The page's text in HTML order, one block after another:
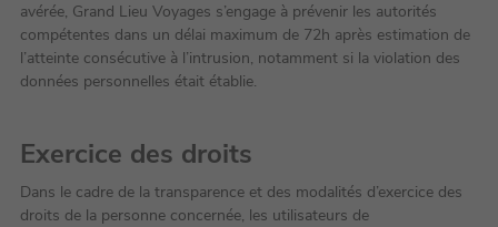
avérée, Grand Lieu Voyages s’engage à prévenir les autorités
compétentes dans un délai maximum de 72h après estimation de
l’atteinte consécutive à l’intrusion, notamment si la violation des
données personnelles était établie.
Exercice des droits
Dans le cadre de la transparence et des modalités d’exercice des
droits de la personne concernée, les utilisateurs de